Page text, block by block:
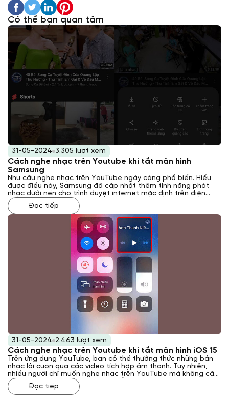
Có thể bạn quan tâm
31-05-2024 3.305 lượt xem
Cách nghe nhạc trên Youtube khi tắt màn hình
Samsung
Nhu cầu nghe nhạc trên YouTube ngày càng phổ biến. Hiểu
được điều này, Samsung đã cập nhật thêm tính năng phát
nhạc dưới nền cho trình duyệt internet mặc định trên điện
thoại trong phiên bản One UI 6. Nếu bạn đã truy cập Laptop
Khánh Trần, hãy cùng mình khám phá Cách nghe nhạc trên
Youtube khi tắt màn hình Samsung qua bài viết này nhé.
Đọc tiếp
31-05-2024 2.463 lượt xem
Cách nghe nhạc trên Youtube khi tắt màn hình iOS 15
Trên ứng dụng YouTube, bạn có thể thưởng thức những bản
nhạc lôi cuốn qua các video tích hợp âm thanh. Tuy nhiên,
nhiều người chỉ muốn nghe nhạc trên YouTube mà không cần
xem hình ảnh. Vậy làm thế nào để giảm hao pin và tránh làm
nóng điện thoại trong trường hợp này? Hướng dẫn của Laptop
Khánh Trần về cách nghe nhạc trên Youtube khi tắt màn hình
Đọc tiếp